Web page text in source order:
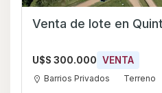
Venta de lote en
U$S 300.000 VENTA
Barrios Privados Terreno